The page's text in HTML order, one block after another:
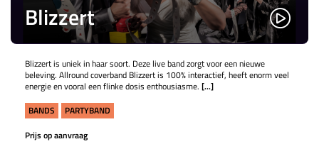
Blizzert
Blizzert is uniek in haar soort. Deze live band zorgt voor een nieuwe
beleving. Allround coverband Blizzert is 100% interactief, heeft enorm veel
energie en vooral een flinke dosis enthousiasme. [...]
BANDS
PARTYBAND
Prijs op aanvraag